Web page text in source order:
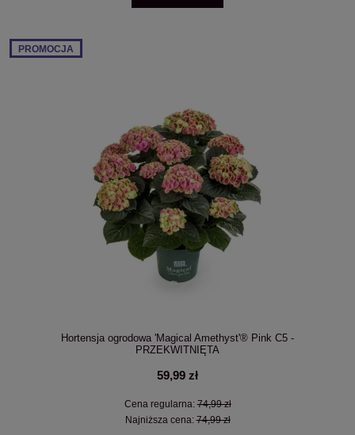
Hortensja ogrodowa 'Magical Amethyst'® Pink C5 -
PRZEKWITNIĘTA
59,99 zł
Cena regularna:74,99 zł
Najniższa cena:74,99 zł
PROMOCJA